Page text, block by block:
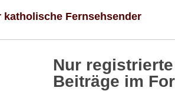
katholische Fernsehsender
Nur
Beiträge im